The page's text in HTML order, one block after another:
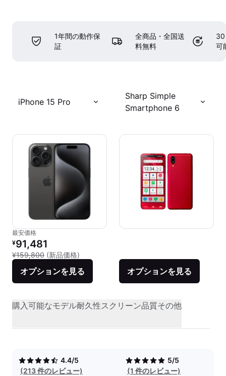
1年間の動作保
証
全商品・全国送
料無料
30
可
iPhone 15 Pro
Sharp Simple
Smartphone 6
最安価格
リファービッシュ品の価格：
¥91,481
¥159,800 (新品価格)
オプションを見る オプションを見る
購入可能なモデル耐久性スクリーン品質その他
4.4/5
(213 件のレビュー)
5/5
(1 件のレビュー)